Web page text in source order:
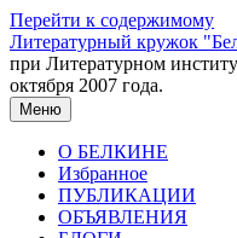
Перейти к содержимому
Литературный кружок
при Литературном
октября 2007 года.
Меню
О БЕЛКИНЕ
Избранное
ПУБЛИКАЦИИ
ОБЪЯВЛЕНИЯ